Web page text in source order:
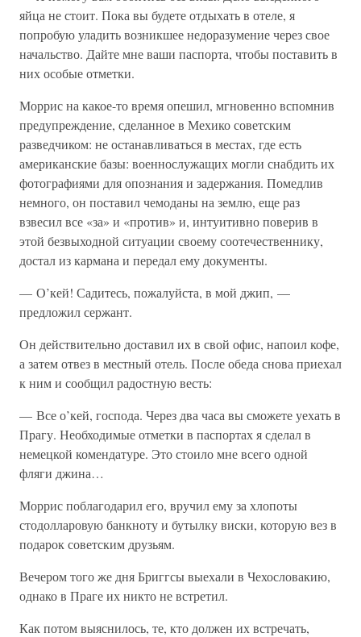
яйца не стоит. Пока вы будете отдыхать в отеле, я
попробую уладить возникшее недоразумение через свое
начальство. Дайте мне ваши паспорта, чтобы поставить в
них особые отметки.
Моррис на какое-то время опешил, мгновенно вспомнив
предупреждение, сделанное в Мехико советским
разведчиком: не останавливаться в местах, где есть
американские базы: военнослужащих могли снабдить их
фотографиями для опознания и задержания. Помедлив
немного, он поставил чемоданы на землю, еще раз
взвесил все «за» и «против» и, интуитивно поверив в
этой безвыходной ситуации своему соотечественнику,
достал из кармана и передал ему документы.
— О’кей! Садитесь, пожалуйста, в мой джип, —
предложил сержант.
Он действительно доставил их в свой офис, напоил кофе,
а затем отвез в местный отель. После обеда снова приехал
к ним и сообщил радостную весть:
— Все о’кей, господа. Через два часа вы сможете уехать в
Прагу. Необходимые отметки в паспортах я сделал в
немецкой комендатуре. Это стоило мне всего одной
фляги джина…
Моррис поблагодарил его, вручил ему за хлопоты
стодолларовую банкноту и бутылку виски, которую вез в
подарок советским друзьям.
Вечером того же дня Бриггсы выехали в Чехословакию,
однако в Праге их никто не встретил.
Как потом выяснилось, те, кто должен их встречать,